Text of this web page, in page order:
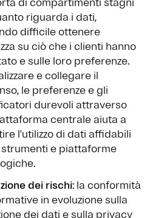
riguarda i dati,
difficile ottenere
su ciò che i clienti hanno
e sulle loro preferenze.
e collegare il
le preferenze e gli
durevoli attraverso
centrale aiuta a
l'utilizzo di dati affidabili
e piattaforme
dei rischi: la conformità
in evoluzione sulla
dei dati e sulla privacy